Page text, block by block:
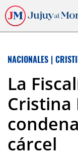
NACIONALES |
La
Cristina
cárcel